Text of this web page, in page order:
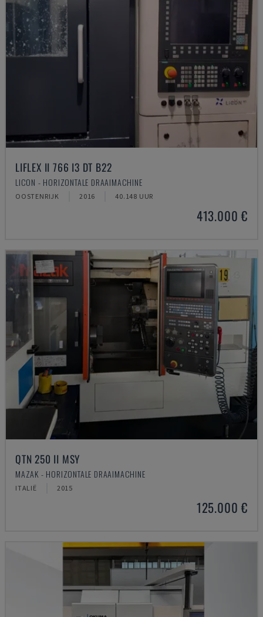
LIFLEX II 766 I3 DT B22
LICON - HORIZONTALE DRAAIMACHINE
OOSTENRIJK 2016 40.148 UUR
413.000 €
QTN 250 II MSY
MAZAK - HORIZONTALE DRAAIMACHINE
ITALIË 2015
125.000 €